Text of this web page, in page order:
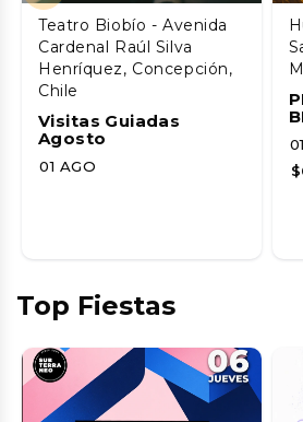
Teatro Biobío - Avenida
Cardenal Raúl Silva
Henríquez, Concepción,
Chile
Visitas Guiadas
Agosto
01 AGO
Top Fiestas